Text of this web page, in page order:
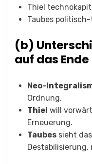
Thiel
Taubes
(b)
auf das
Neo-
Ordnung.
Thiel will
Erneuerung.
Taubes sieht
Destabilisierung,